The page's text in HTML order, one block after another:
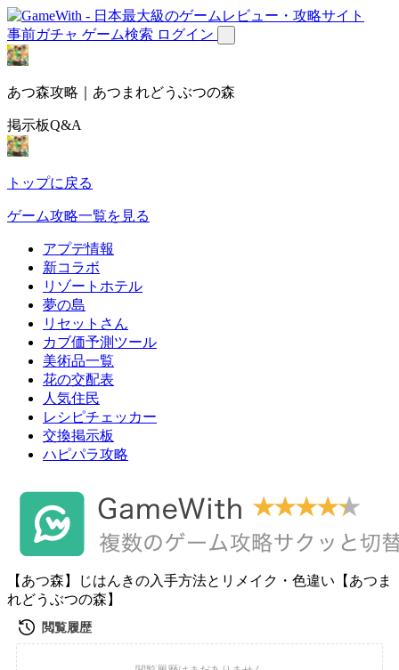
事前ガチャ ゲーム検索 ログイン
あつ森攻略｜あつまれどうぶつの森
掲示板Q&A
トップに戻る
ゲーム攻略一覧を見る
アプデ情報
新コラボ
リゾートホテル
夢の島
リセットさん
カブ価予測ツール
美術品一覧
花の交配表
人気住民
レシピチェッカー
交換掲示板
ハピパラ攻略
【あつ森】じはんきの入手方法とリメイク・色違い【あつま
れどうぶつの森】